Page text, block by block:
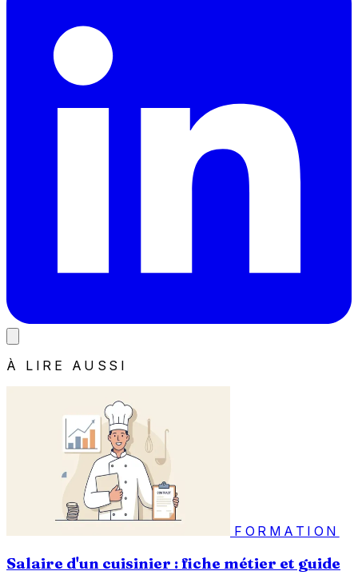
À LIRE AUSSI
FORMATION
Salaire d'un cuisinier : fiche métier et guide